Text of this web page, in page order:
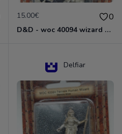
15.00€ 0
D&D - woc 40094 wizard human male Miniature - Donjons Dragons
Delfiar